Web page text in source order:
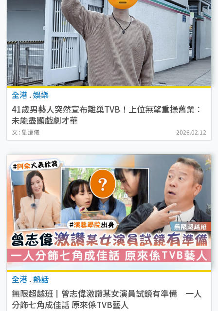
全港 . 娛樂
41歲男藝人突然宣布離巢TVB！上位無望重操舊業︰
未能盡顯戲劇才華
文 : 劉澄儀 2026.02.12
全港 . 熱話
無限超越班丨曾志偉激讚某女演員試鏡有準備 一人
分飾七角成佳話 原來係TVB藝人